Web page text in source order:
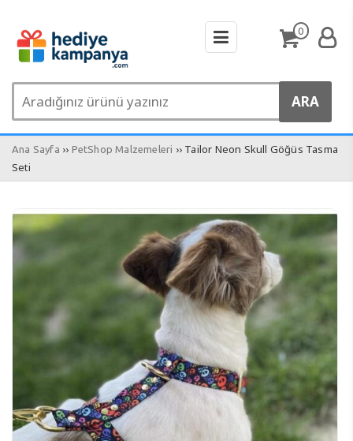
0
Ana Sayfa ›› PetShop Malzemeleri ›› Tailor Neon Skull Göğüs Tasma
Seti